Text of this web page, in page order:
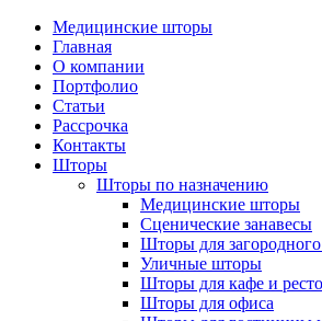
Медицинские шторы
Главная
О компании
Портфолио
Статьи
Рассрочка
Контакты
Шторы
Шторы по назначению
Медицинские шторы
Сценические занавесы
Шторы для
Уличные шторы
Шторы для кафе и
Шторы для офиса